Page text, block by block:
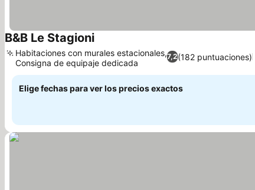
B&B Le StagioniVer precios
7,2(182 puntuaciones)
Habitaciones con murales estacionales,
Consigna de equipaje dedicada
Elige fechas para ver los precios exactos